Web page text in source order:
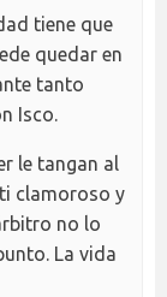
tiene que
quedar en
tanto
Isco.
le tangan al
clamoroso y
no lo
La vida